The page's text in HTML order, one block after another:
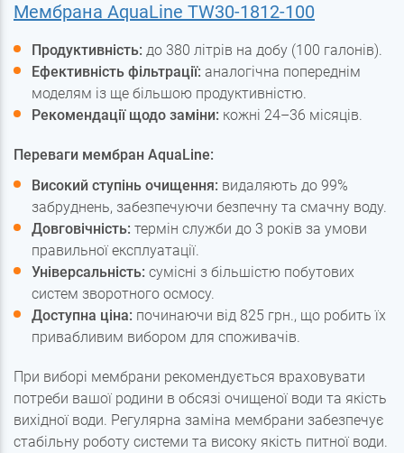
Мембрана AquaLine TW30-1812-100
Продуктивність: до 380 літрів на добу (100 галонів).
Ефективність фільтрації: аналогічна попереднім
моделям із ще більшою продуктивністю.
Рекомендації щодо заміни: кожні 24–36 місяців.
Переваги мембран AquaLine:
Високий ступінь очищення: видаляють до 99%
забруднень, забезпечуючи безпечну та смачну воду.
Довговічність: термін служби до 3 років за умови
правильної експлуатації.
Універсальність: сумісні з більшістю побутових
систем зворотного осмосу.
Доступна ціна: починаючи від 825 грн., що робить їх
привабливим вибором для споживачів.
При виборі мембрани рекомендується враховувати
потреби вашої родини в обсязі очищеної води та якість
вихідної води. Регулярна заміна мембрани забезпечує
стабільну роботу системи та високу якість питної води.